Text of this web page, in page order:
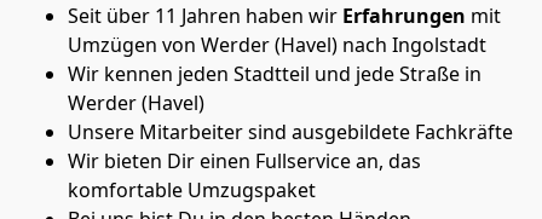
Seit über 11 Jahren haben wir Erfahrungen mit
Umzügen von Werder (Havel) nach Ingolstadt
Wir kennen jeden Stadtteil und jede Straße in
Werder (Havel)
Unsere Mitarbeiter sind ausgebildete Fachkräfte
Wir bieten Dir einen Fullservice an, das
komfortable Umzugspaket